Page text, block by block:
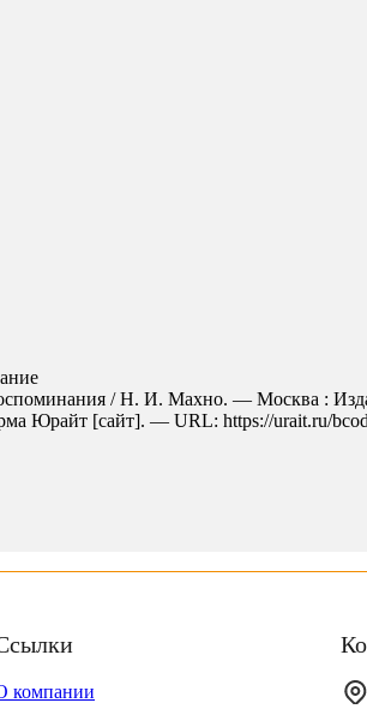
/ Н. И. Махно. — Москва :
Юрайт [сайт]. — URL: https://urait.ru/
компании